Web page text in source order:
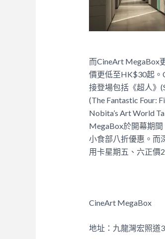
而CineArt MegaBox
價更低至HK$30起。
接登場包括《超人》
(The Fantastic Four:
Nobita’s Art World
MegaBox於開幕期
小食部八折優惠。而
用卡星期五、六正價
CineArt MegaBox
地址：九龍灣宏照道